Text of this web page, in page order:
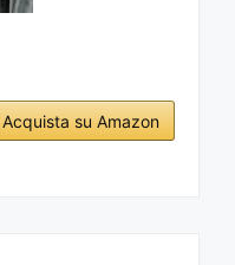
Acquista su Amazon